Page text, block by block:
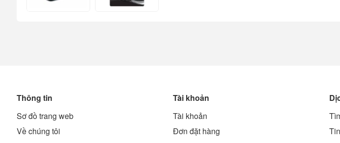
Thông tin
Sơ đồ trang web
Về chúng tôi
Tài khoản
Tài khoản
Đơn đặt hàng